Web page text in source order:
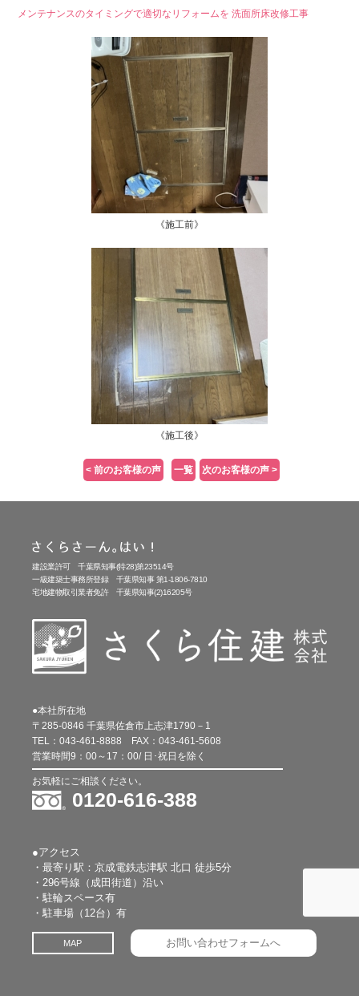
メンテナンスのタイミングで適切なリフォームを 洗面所床改修工事
《施工前》
《施工後》
< 前のお客様の声 一覧 次のお客様の声 >
建設業許可 千葉県知事(特28)第23514号
一級建築士事務所登録 千葉県知事 第1-1806-7810
宅地建物取引業者免許 千葉県知事(2)16205号
●本社所在地
〒285-0846 千葉県佐倉市上志津1790－1
TEL： 043-461-8888 FAX： 043-461-5608
営業時間9：00～17：00/ 日･祝日を除く
お気軽にご相談ください。
0120-616-388
●アクセス
・最寄り駅：京成電鉄志津駅 北口 徒歩5分
・296号線（成田街道）沿い
・駐輪スペース有
・駐車場（12台）有
MAP お問い合わせフォームへ